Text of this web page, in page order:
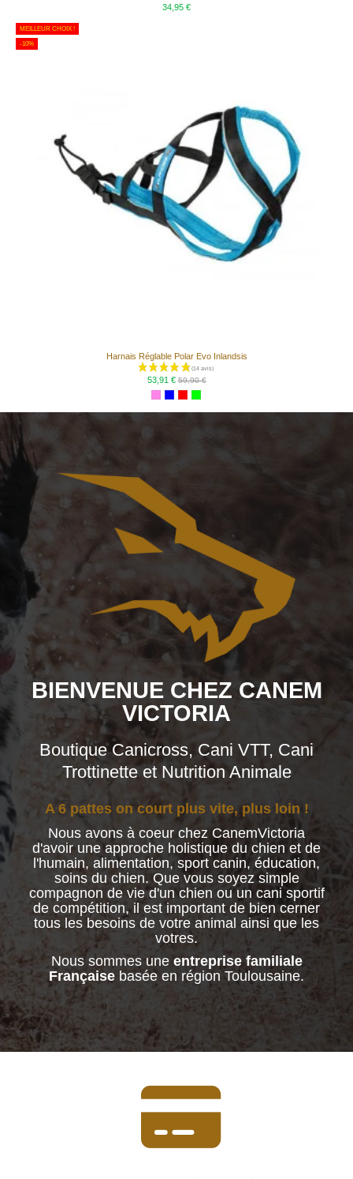
34,95 €
MEILLEUR CHOIX !
-10%
Harnais Réglable Polar Evo Inlandsis
53,91 €59,90 €
BIENVENUE CHEZ CANEM
VICTORIA
Boutique Canicross, Cani VTT, Cani
Trottinette et Nutrition Animale
A 6 pattes on court plus vite, plus loin !
Nous avons à coeur chez CanemVictoria
d'avoir une approche holistique du chien et de
l'humain, alimentation, sport canin, éducation,
soins du chien. Que vous soyez simple
compagnon de vie d'un chien ou un cani sportif
de compétition, il est important de bien cerner
tous les besoins de votre animal ainsi que les
votres.
Nous sommes une entreprise familiale
Française basée en région Toulousaine.